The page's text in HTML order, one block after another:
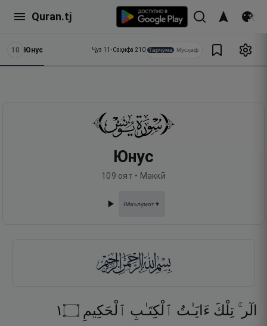
Quran.tj
10 Юнус Ҷуз 11 •Саҳифа 210 Тарҷума Мусҳаф
Юнус
109 оят • Маккӣ
ℹ️Маълумот▼
الٓر ۚ تِلْكَ ءَايَـٰتُ ٱلْكِتَـٰبِ ٱلْحَكِيمِ ۝١